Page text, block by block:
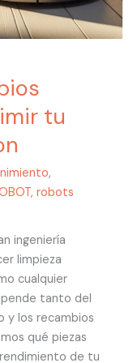
tu
,
, robots
ingeniería
limpieza
cualquier
tanto del
y los recambios
qué piezas
de tu